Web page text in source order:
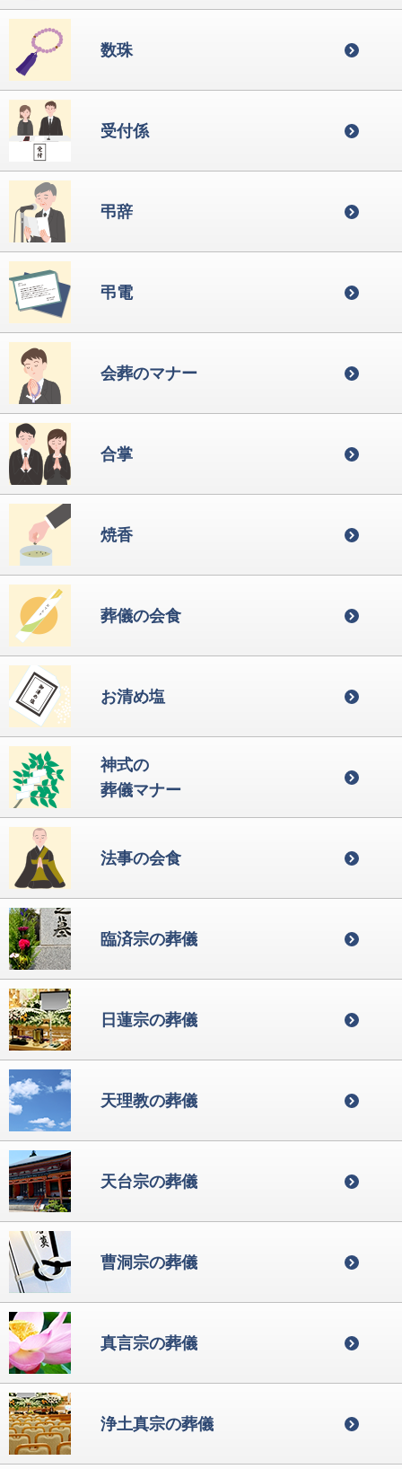
数珠
受付係
弔辞
弔電
会葬のマナー
合掌
焼香
葬儀の会食
お清め塩
神式の
葬儀マナー
法事の会食
臨済宗の葬儀
日蓮宗の葬儀
天理教の葬儀
天台宗の葬儀
曹洞宗の葬儀
真言宗の葬儀
浄土真宗の葬儀